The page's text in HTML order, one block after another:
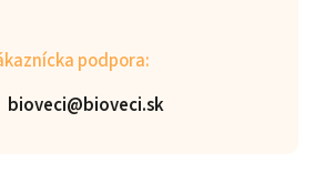
podpora:
bioveci@bioveci.sk